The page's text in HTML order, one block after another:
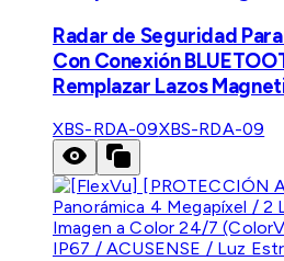
Radar de Seguridad
Con Conexión
Remplazar Lazos
XBS-RDA-09XBS-RDA-09